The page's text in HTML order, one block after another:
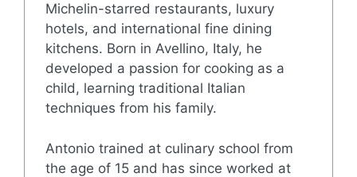
Michelin-starred restaurants, luxury
hotels, and international fine dining
kitchens. Born in Avellino, Italy, he
developed a passion for cooking as a
child, learning traditional Italian
techniques from his family.
Antonio trained at culinary school from
the age of 15 and has since worked at